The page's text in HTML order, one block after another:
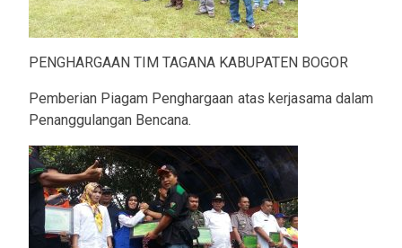
PENGHARGAAN TIM TAGANA KABUPATEN BOGOR
Pemberian Piagam Penghargaan atas kerjasama dalam
Penanggulangan Bencana.